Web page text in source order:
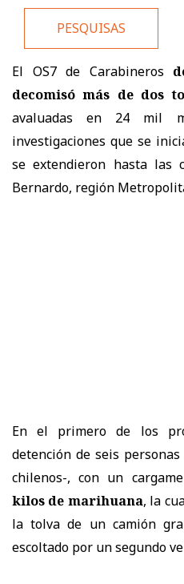
PESQUISAS
El OS7 de Carabineros
decomisó más de dos
avaluadas en 24 mil
investigaciones que se
se extendieron hasta las
Bernardo, región
En el primero de los
detención de seis
chilenos-, con un
kilos de marihuana, la
la tolva de un camión
escoltado por un segundo